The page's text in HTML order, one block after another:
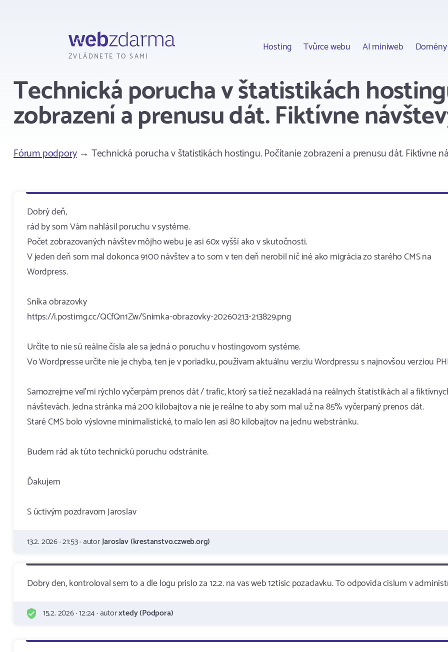
ZVLÁDNETE TO SAMI
Hosting Tvůrce webu AI miniweb Domény
Technická porucha v štatistikách
zobrazení a prenusu dát. Fiktívne
Fórum podpory→ Technická porucha v štatistikách hostingu. Počítanie zobrazení a prenusu dát. Fiktívne
Dobrý deň,
rád by som Vám nahlásil poruchu v systéme.
Počet zobrazovaných návštev môjho webu je asi 60x vyšší ako v skutočnosti.
V jeden deň som mal dokonca 9100 návštev a to som v ten deň nerobil nič iné ako migrácia zo starého CMS na
Wordpress.
Sníka obrazovky
https://i.postimg.cc/QCfQn1Zw/Snimka-obrazovky-20260213-213829.png
Určite to nie sú reálne čísla ale sa jedná o poruchu v hostingovom systéme.
Vo Wordpresse určite nie je chyba, ten je v poriadku, používam aktuálnu verziu Wordpressu s najnovšou verziou
Samozrejme veľmi rýchlo vyčerpám prenos dát / trafic, ktorý sa tiež nezakladá na reálnych štatistikách al a
návštevách. Jedna stránka má 200 kilobajtov a nie je reálne to aby som mal už na 85% vyčerpaný prenos dát.
Staré CMS bolo výslovne minimalistické, to malo len asi 80 kilobajtov na jednu webstránku.
Budem rád ak túto technickú poruchu odstránite.
Ďakujem
S úctivým pozdravom Jaroslav
13.2. 2026 · 21:53 · autorJaroslav (krestanstvo.czweb.org)
Dobry den, kontroloval sem to a dle logu prislo za 12.2. na vas web 12tisic pozadavku. To odpovida cislum v
15.2. 2026 · 12:24 · autorxtedy (Podpora)